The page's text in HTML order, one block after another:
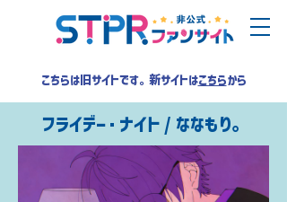
こちらは旧サイトです。新サイトはこちらから
フライデー・ナイト / ななもり。